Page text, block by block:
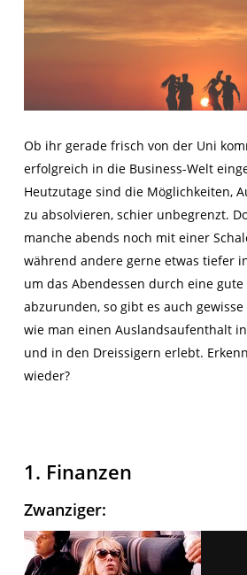
Ob ihr gerade frisch von der Uni
erfolgreich in die Business-Welt
Heutzutage sind die Möglichkeiten,
zu absolvieren, schier unbegrenzt.
manche abends noch mit einer
während andere gerne etwas tiefer
um das Abendessen durch eine gute
abzurunden, so gibt es auch
wie man einen Auslandsaufenthalt
und in den Dreissigern erlebt.
wieder?
1. Finanzen
Zwanziger: